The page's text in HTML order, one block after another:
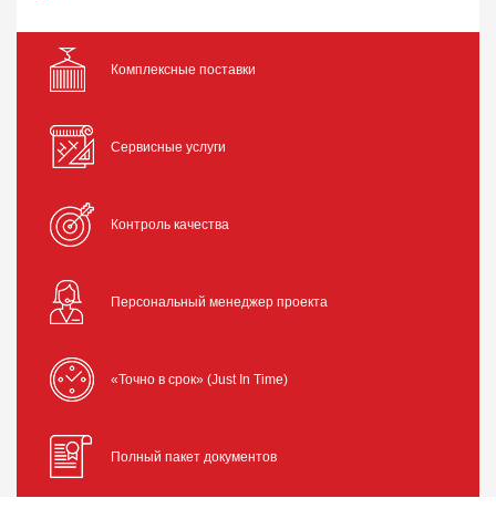
Комплексные поставки
Сервисные услуги
Контроль качества
Персональный менеджер проекта
«Точно в срок» (Just In Time)
Полный пакет документов